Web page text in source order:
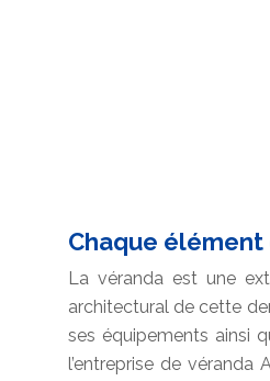
Chaque
La véranda est une
architectural de cette
ses équipements ainsi
l’entreprise de